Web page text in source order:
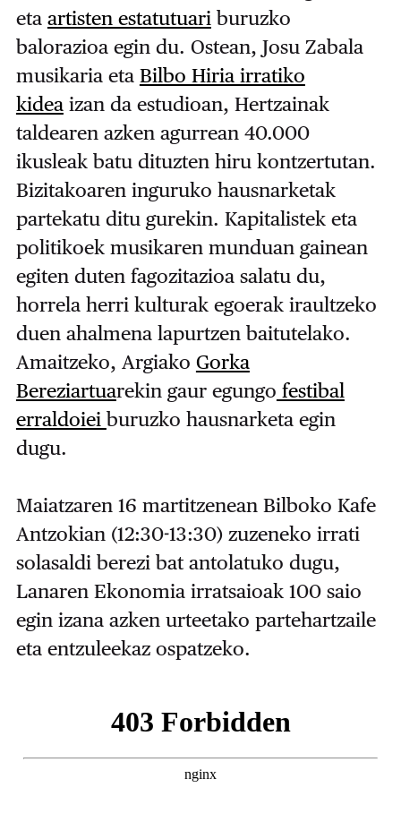
eta artisten estatutuari buruzko
balorazioa egin du. Ostean, Josu Zabala
musikaria eta Bilbo Hiria irratiko
kideaizan da estudioan, Hertzainak
taldearen azken agurrean 40.000
ikusleak batu dituzten hiru kontzertutan.
Bizitakoaren inguruko hausnarketak
partekatu ditu gurekin. Kapitalistek eta
politikoek musikaren munduan gainean
egiten duten fagozitazioa salatu du,
horrela herri kulturak egoerak iraultzeko
duen ahalmena lapurtzen baitutelako.
Amaitzeko, Argiako Gorka
Bereziartuarekin gaur egungo festibal
erraldoiei buruzko hausnarketa egin
dugu.
Maiatzaren 16 martitzenean Bilboko Kafe
Antzokian (12:30-13:30) zuzeneko irrati
solasaldi berezi bat antolatuko dugu,
Lanaren Ekonomia irratsaioak 100 saio
egin izana azken urteetako partehartzaile
eta entzuleekaz ospatzeko.